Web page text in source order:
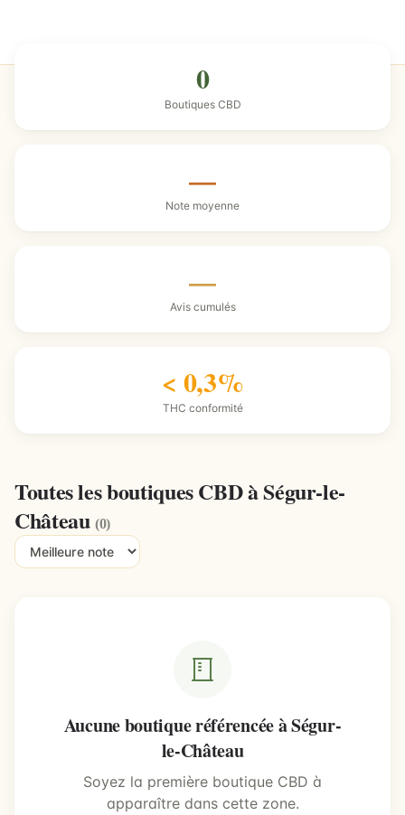
0
Boutiques CBD
—
Note moyenne
—
Avis cumulés
< 0,3%
THC conformité
Toutes les boutiques CBD à Ségur-le-
Château(0)
Aucune boutique référencée à Ségur-
le-Château
Soyez la première boutique CBD à
apparaître dans cette zone.